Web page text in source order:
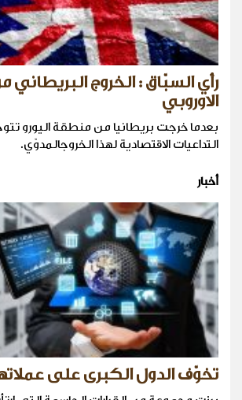
رأي السبّاق : الخروج البريطاني
الاوروبي
بعدما خرجت بريطانيا من منطقة اليورو
التداعيات الاقتصادية لهذا الخروجالمدوّي.
أخبار
تخوّف الدول الكبرى على